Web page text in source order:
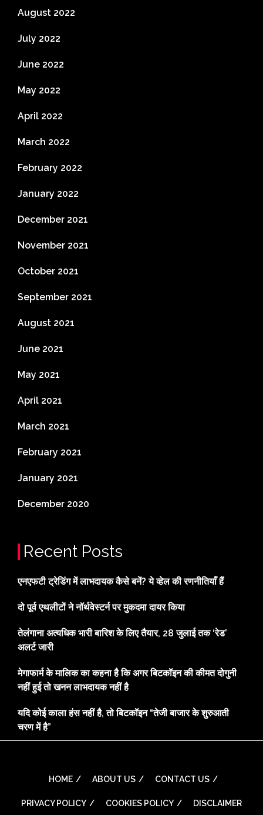
August 2022
July 2022
June 2022
May 2022
April 2022
March 2022
February 2022
January 2022
December 2021
November 2021
October 2021
September 2021
August 2021
June 2021
May 2021
April 2021
March 2021
February 2021
January 2021
December 2020
Recent Posts
एनएफटी ट्रेडिंग में लाभदायक कैसे बनें? ये व्हेल की रणनीतियाँ हैं
दो पूर्व एथलीटों ने नॉर्थवेस्टर्न पर मुकदमा दायर किया
तेलंगाना अत्यधिक भारी बारिश के लिए तैयार, 28 जुलाई तक ‘रेड’
अलर्ट जारी
मेगाफार्म के मालिक का कहना है कि अगर बिटकॉइन की कीमत दोगुनी
नहीं हुई तो खनन लाभदायक नहीं है
यदि कोई काला हंस नहीं है, तो बिटकॉइन “तेजी बाजार के शुरुआती
चरण में है”
HOME ABOUT US CONTACT US
PRIVACY POLICY COOKIES POLICY DISCLAIMER